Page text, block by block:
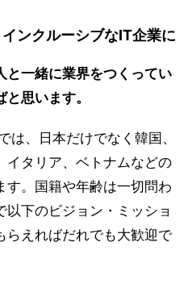
ンクルーシブなIT企業に
一緒に業界をつくってい
思います。
は、日本だけでなく韓国、
イタリア、ベトナムなどの
す。国籍や年齢は一切問わ
下のビジョン・ミッショ
らえればだれでも大歓迎で